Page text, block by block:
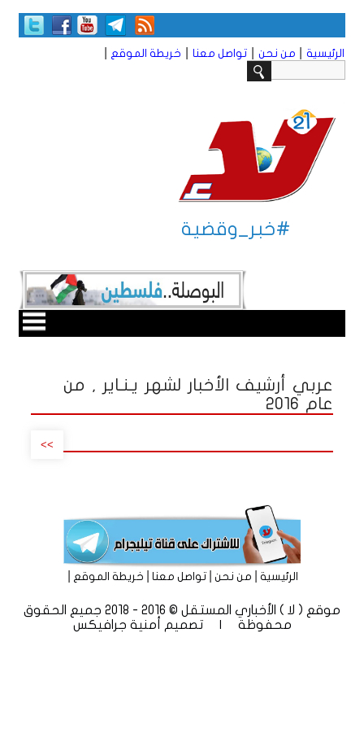
الرئيسية من نحن تواصل معنا خريطة الموقع
#خبر_وقضية
عربي أرشيف الأخبار لشهر يـنـاير , من
عام 2016
>>
الرئيسية|من نحن|تواصل معنا|خريطة الموقع
موقع ( لا ) الأخباري المستقل © 2016 - 2018 جميع الحقوق
محفوظة | تصميم
أمنية جرافيكس